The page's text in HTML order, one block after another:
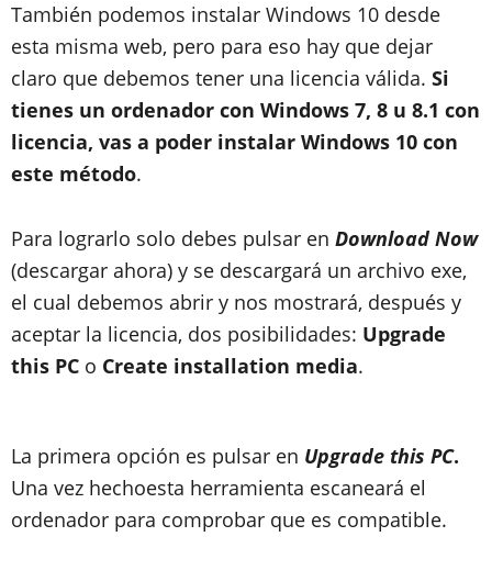
También podemos instalar Windows 10 desde
esta misma web, pero para eso hay que dejar
claro que debemos tener una licencia válida. Si
tienes un ordenador con Windows 7, 8 u 8.1 con
licencia, vas a poder instalar Windows 10 con
este método.
Para lograrlo solo debes pulsar en Download Now
(descargar ahora) y se descargará un archivo exe,
el cual debemos abrir y nos mostrará, después y
aceptar la licencia, dos posibilidades: Upgrade
this PC o Create installation media.
La primera opción es pulsar en Upgrade this PC.
Una vez hechoesta herramienta escaneará el
ordenador para comprobar que es compatible.